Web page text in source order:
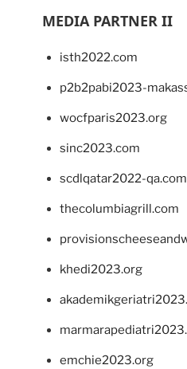
MEDIA PARTNER II
isth2022.com
p2b2pabi2023-
wocfparis2023.org
sinc2023.com
scdlqatar2022-qa.com
thecolumbiagrill.com
khedi2023.org
emchie2023.org